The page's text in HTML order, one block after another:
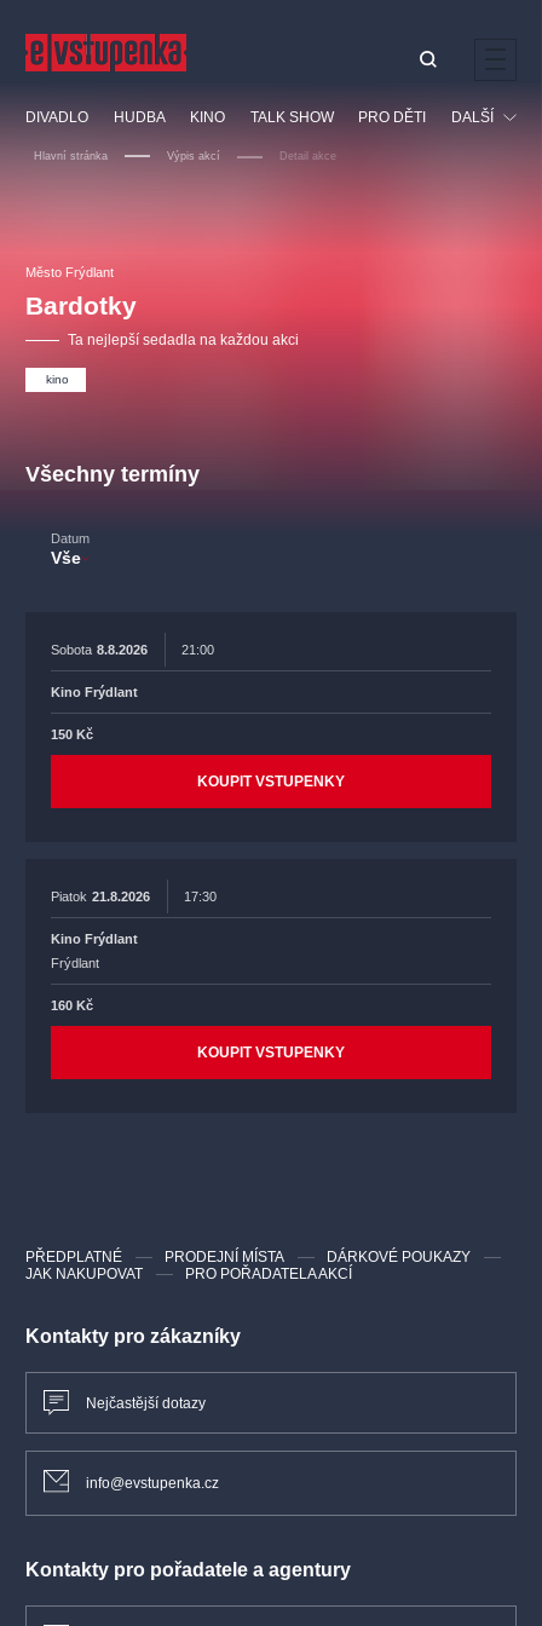
DIVADLO HUDBA KINO TALK SHOW PRO DĚTI DALŠÍ
Hlavní stránka Výpis akcí Detail akce
Město Frýdlant
Bardotky
Ta nejlepší sedadla na každou akci
kino
Všechny termíny
Datum
Vše
Sobota 8.8.2026 21:00
Kino Frýdlant
150 Kč
KOUPIT VSTUPENKY
Piatok 21.8.2026 17:30
Kino Frýdlant
Frýdlant
160 Kč
KOUPIT VSTUPENKY
Kontakty pro zákazníky
Nejčastější dotazy
info@evstupenka.cz
Kontakty pro pořadatele a agentury
PŘEDPLATNÉ PRODEJNÍ MÍSTA
DÁRKOVÉ POUKAZY
JAK NAKUPOVAT
PRO POŘADATELA AKCÍ
Nejnavštěvovanější
doporučujeme